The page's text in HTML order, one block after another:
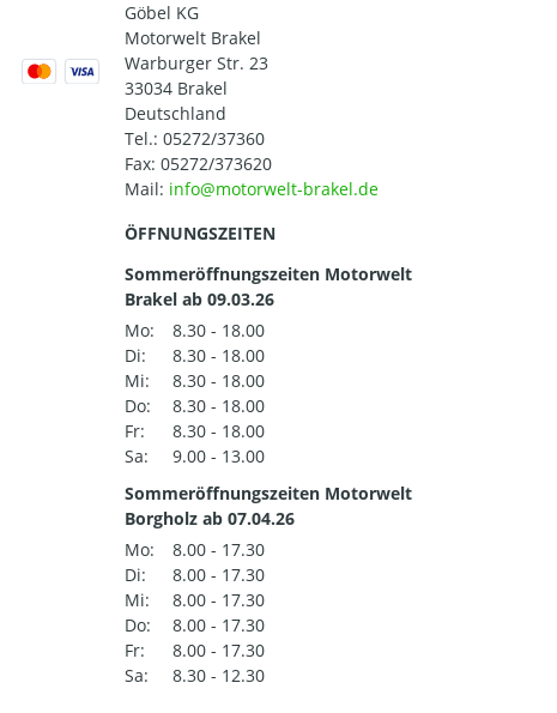
Göbel KG
Motorwelt Brakel
Warburger Str. 23
33034 Brakel
Deutschland
Tel.: 05272/37360
Fax: 05272/373620
Mail:
ÖFFNUNGSZEITEN
Sommeröffnungszeiten Motorwelt
Brakel ab 09.03.26
Mo:
8.30 - 18.00
Di:
8.30 - 18.00
Mi:
8.30 - 18.00
Do:
8.30 - 18.00
Fr:
8.30 - 18.00
Sa:
9.00 - 13.00
Sommeröffnungszeiten Motorwelt
Borgholz ab 07.04.26
Mo:
8.00 - 17.30
Di:
8.00 - 17.30
Mi:
8.00 - 17.30
Do:
8.00 - 17.30
Fr:
8.00 - 17.30
Sa:
8.30 - 12.30